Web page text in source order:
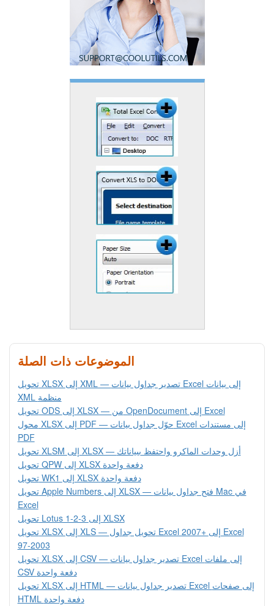
الموضوعات ذات الصلة
تحويل XLSX إلى XML — تصدير جداول بيانات Excel إلى بيانات
XML منظمة
تحويل ODS إلى XLSX — من OpenDocument إلى Excel
محول XLSX إلى PDF — حوّل جداول بيانات Excel إلى مستندات
PDF
تحويل XLSM إلى XLSX — أزل وحدات الماكرو واحتفظ ببياناتك
تحويل QPW إلى XLSX دفعة واحدة
تحويل WK1 إلى XLSX دفعة واحدة
تحويل Apple Numbers إلى XLSX — فتح جداول بيانات Mac في
Excel
تحويل Lotus 1-2-3 إلى XLSX
تحويل XLSX إلى XLS — تحويل جداول Excel 2007+ إلى Excel
97-2003
تحويل XLSX إلى CSV — تصدير جداول بيانات Excel إلى ملفات
CSV دفعة واحدة
تحويل XLSX إلى HTML — تصدير جداول بيانات Excel إلى صفحات
HTML دفعة واحدة